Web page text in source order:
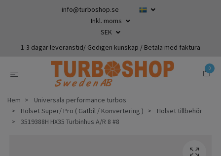
info@turboshop.se
Inkl. moms
SEK
1-3 dagar leveranstid/ Gedigen kunskap / Betala med faktura
0
Hem
Universala performance turbos
Holset Super/ Pro ( Gatbil / Konvertering )
Holset tillbehör
3519388H HX35 Turbinhus A/R 8 #8